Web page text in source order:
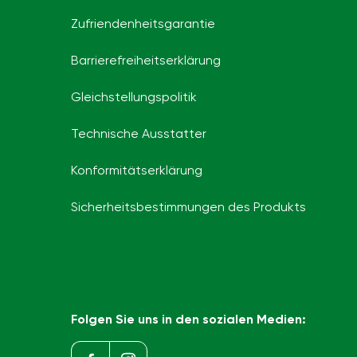
Zufriendenheitsgarantie
Barrierefreiheits­erklärung
Gleichstellungspolitik
Technische Ausstatter
Konformitätserklärung
Sicherheitsbestimmungen des Produkts
Folgen Sie uns in den sozialen Medien: